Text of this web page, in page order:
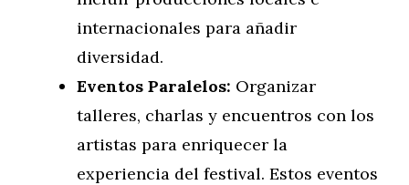
internacionales para añadir
diversidad.
Eventos Paralelos: Organizar
talleres, charlas y encuentros con los
artistas para enriquecer la
experiencia del festival. Estos eventos